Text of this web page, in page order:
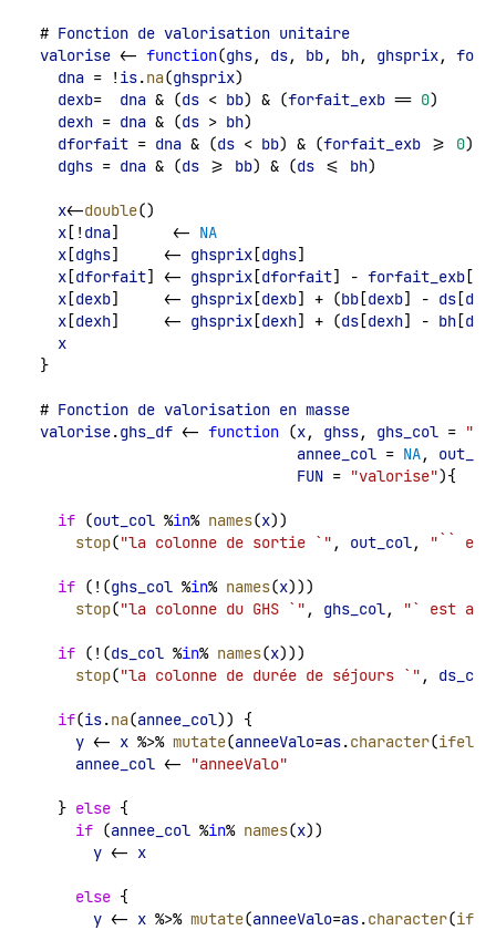
# Fonction de valorisation unitaire
valorise <- function(ghs, ds, bb, bh, ghsprix,
dna = !is.na(ghsprix)
dexb= dna & (ds < bb) & (forfait_exb == 0)
dexh = dna & (ds > bh)
dforfait = dna & (ds < bb) & (forfait_exb >= 0)
dghs = dna & (ds >= bb) & (ds <= bh)
x<-double()
x [!dna]      <- NA
x [dghs]     <- ghsprix [dghs]
x [dforfait] <- ghsprix [dforfait] - forfait_exb [
x [dexb]     <- ghsprix [dexb] + (bb [dexb] - ds [
x [dexh]     <- ghsprix [dexh] + (ds [dexh] - bh [
x
}
# Fonction de valorisation en masse
valorise.ghs_df <- function (x, ghss, ghs_col =
annee_col = NA,
FUN = "valorise"){
if (out_col %in% names(x))
stop("la colonne de sortie `" , out_col, "``
if (!(ghs_col %in% names(x)))
stop("la colonne du GHS `" , ghs_col, "` est
if (!(ds_col %in% names(x)))
stop("la colonne de durée de séjours `" , ds_col
if(is.na(annee_col)) {
y <- x %>% mutate(anneeValo=as.character(ifelse
annee_col <- "anneeValo"
  }
else {
if (annee_col %in% names(x))
y <- x
else {
y <- x %>% mutate(anneeValo=as.character(